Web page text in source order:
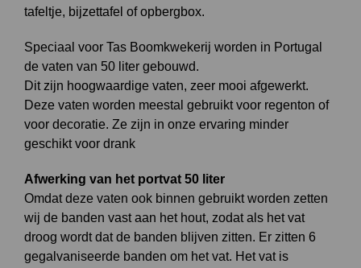
tafeltje, bijzettafel of opbergbox.
Speciaal voor Tas Boomkwekerij worden in Portugal
de vaten van 50 liter gebouwd.
Dit zijn hoogwaardige vaten, zeer mooi afgewerkt.
Deze vaten worden meestal gebruikt voor regenton of
voor decoratie. Ze zijn in onze ervaring minder
geschikt voor drank
Afwerking van het portvat 50 liter
Omdat deze vaten ook binnen gebruikt worden zetten
wij de banden vast aan het hout, zodat als het vat
droog wordt dat de banden blijven zitten. Er zitten 6
gegalvaniseerde banden om het vat. Het vat is